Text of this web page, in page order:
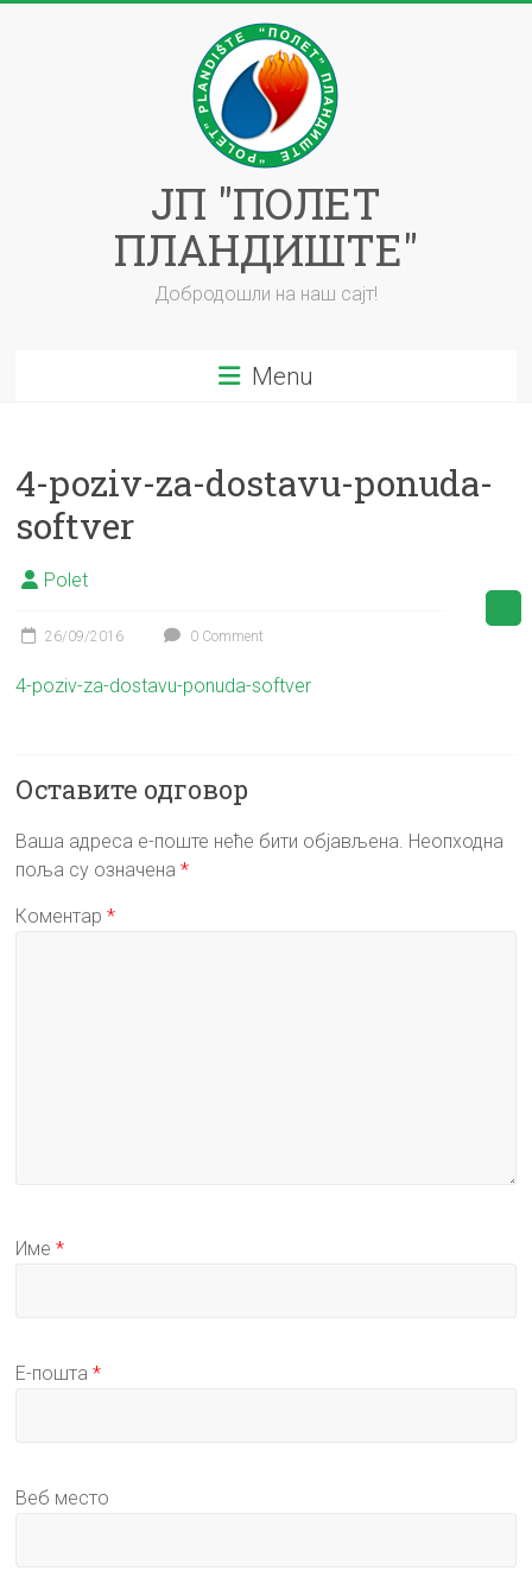
ЈП "ПОЛЕТ
ПЛАНДИШТЕ"
Добродошли на наш сајт!
Menu
4-poziv-za-dostavu-ponuda-
softver
Polet
26/09/2016 0 Comment
4-poziv-za-dostavu-ponuda-softver
Оставите одговор
Ваша адреса е-поште неће бити објављена. Неопходна
поља су означена*
Коментар*
Име*
Е-пошта*
Веб место